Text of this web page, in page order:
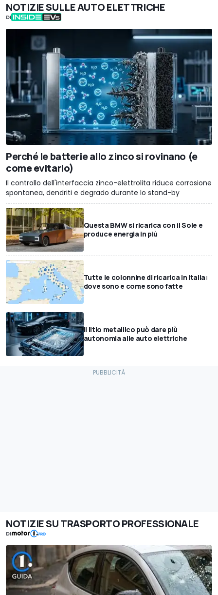
NOTIZIE SULLE AUTO ELETTRICHE
DI
Perché le batterie allo zinco si rovinano (e
come evitarlo)
Il controllo dell'interfaccia zinco-elettrolita riduce corrosione
spontanea, dendriti e degrado durante lo stand-by
Questa BMW si ricarica con il Sole e
produce energia in più
Tutte le colonnine di ricarica in Italia:
dove sono e come sono fatte
Il litio metallico può dare più
autonomia alle auto elettriche
NOTIZIE SU TRASPORTO PROFESSIONALE
DI